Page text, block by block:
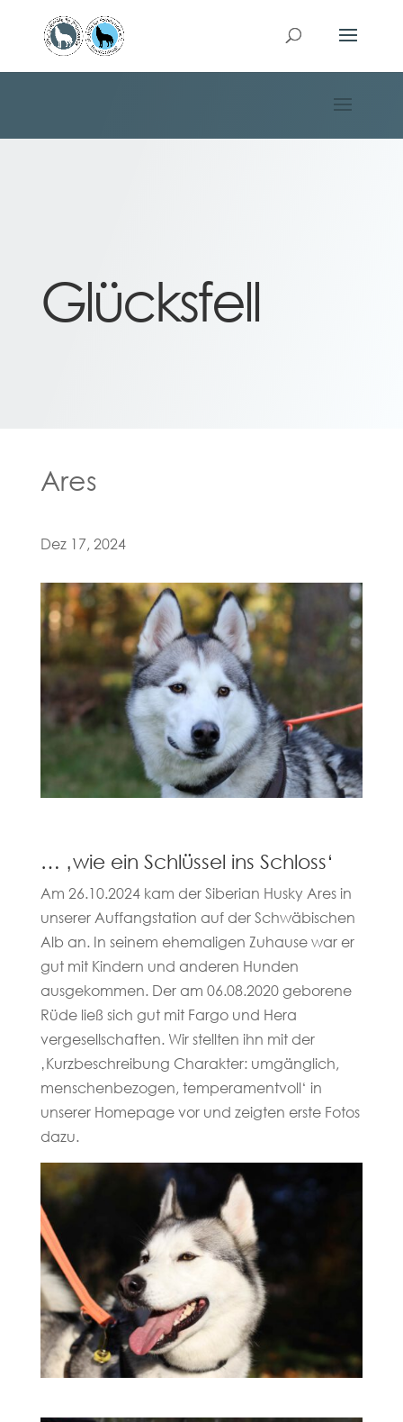
Glücksfell
Ares
Dez 17, 2024
… ‚wie ein Schlüssel ins Schloss‘
Am 26.10.2024 kam der Siberian Husky Ares in
unserer Auffangstation auf der Schwäbischen
Alb an. In seinem ehemaligen Zuhause war er
gut mit Kindern und anderen Hunden
ausgekommen. Der am 06.08.2020 geborene
Rüde ließ sich gut mit Fargo und Hera
vergesellschaften. Wir stellten ihn mit der
‚Kurzbeschreibung Charakter: umgänglich,
menschenbezogen, temperamentvoll‘ in
unserer Homepage vor und zeigten erste Fotos
dazu.